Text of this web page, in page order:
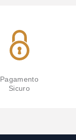
Pagamento
Sicuro